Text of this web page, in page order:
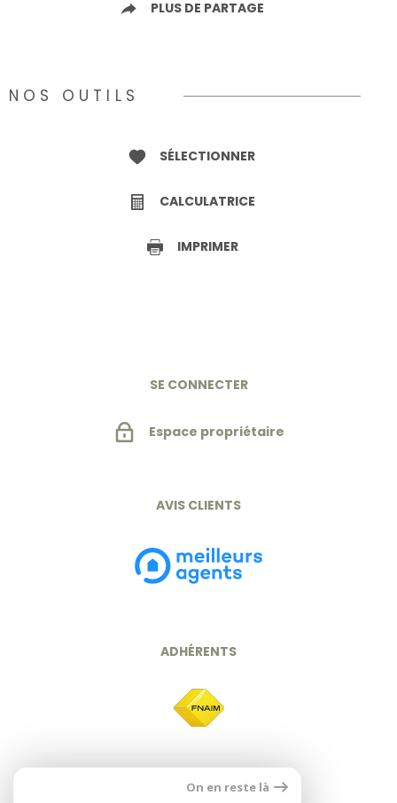
PLUS DE PARTAGE
NOS OUTILS
SÉLECTIONNER
CALCULATRICE
IMPRIMER
SE CONNECTER
Espace propriétaire
AVIS CLIENTS
ADHÉRENTS
On en reste là